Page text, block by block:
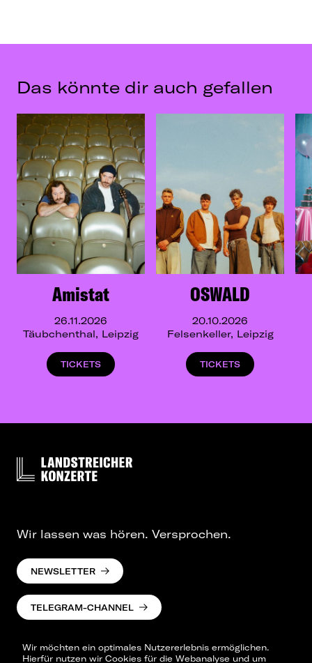
Das könnte dir auch gefallen
Amistat
26.11.2026
Täubchenthal, Leipzig
TICKETS
OSWALD
20.10.2026
Felsenkeller, Leipzig
TICKETS
Wir möchten ein optimales Nutzererlebnis ermöglichen.
Hierfür nutzen wir Cookies für die Webanalyse und um
Wir lassen was hören. Versprochen.
NEWSLETTER
TELEGRAM-CHANNEL